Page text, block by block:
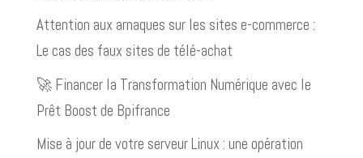
Attention aux arnaques sur les sites e-commerce :
Le cas des faux sites de télé-achat
🚀 Financer la Transformation Numérique avec le
Prêt Boost de Bpifrance
Mise à jour de votre serveur Linux : une opération